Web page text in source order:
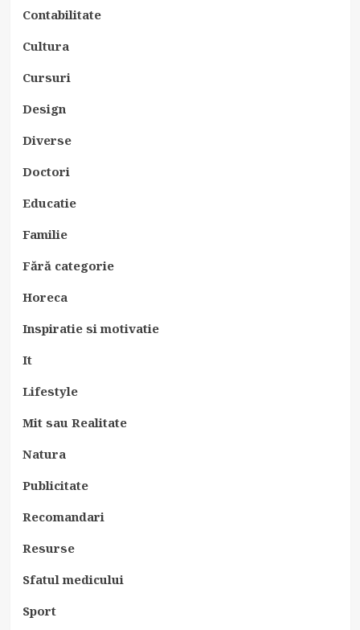
Contabilitate
Cultura
Cursuri
Design
Diverse
Doctori
Educatie
Familie
Fără categorie
Horeca
Inspiratie si motivatie
It
Lifestyle
Mit sau Realitate
Natura
Publicitate
Recomandari
Resurse
Sfatul medicului
Sport